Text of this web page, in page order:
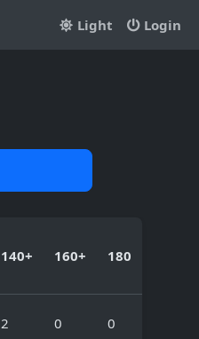
Light Login
140+ 160+ 180
2 0 0